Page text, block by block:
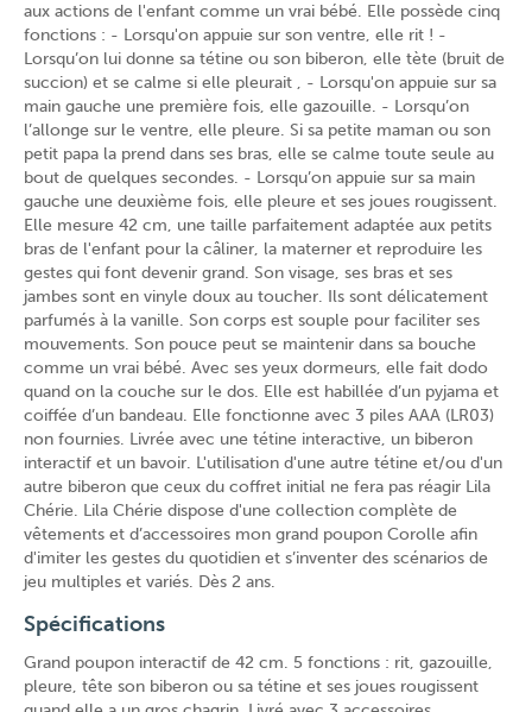
aux actions de l'enfant comme un vrai bébé. Elle possède cinq
fonctions : - Lorsqu'on appuie sur son ventre, elle rit ! -
Lorsqu’on lui donne sa tétine ou son biberon, elle tète (bruit de
succion) et se calme si elle pleurait , - Lorsqu'on appuie sur sa
main gauche une première fois, elle gazouille. - Lorsqu’on
l’allonge sur le ventre, elle pleure. Si sa petite maman ou son
petit papa la prend dans ses bras, elle se calme toute seule au
bout de quelques secondes. - Lorsqu’on appuie sur sa main
gauche une deuxième fois, elle pleure et ses joues rougissent.
Elle mesure 42 cm, une taille parfaitement adaptée aux petits
bras de l'enfant pour la câliner, la materner et reproduire les
gestes qui font devenir grand. Son visage, ses bras et ses
jambes sont en vinyle doux au toucher. Ils sont délicatement
parfumés à la vanille. Son corps est souple pour faciliter ses
mouvements. Son pouce peut se maintenir dans sa bouche
comme un vrai bébé. Avec ses yeux dormeurs, elle fait dodo
quand on la couche sur le dos. Elle est habillée d’un pyjama et
coiffée d’un bandeau. Elle fonctionne avec 3 piles AAA (LR03)
non fournies. Livrée avec une tétine interactive, un biberon
interactif et un bavoir. L'utilisation d'une autre tétine et/ou d'un
autre biberon que ceux du coffret initial ne fera pas réagir Lila
Chérie. Lila Chérie dispose d'une collection complète de
vêtements et d’accessoires mon grand poupon Corolle afin
d'imiter les gestes du quotidien et s’inventer des scénarios de
jeu multiples et variés. Dès 2 ans.
Spécifications
Grand poupon interactif de 42 cm. 5 fonctions : rit, gazouille,
pleure, tête son biberon ou sa tétine et ses joues rougissent